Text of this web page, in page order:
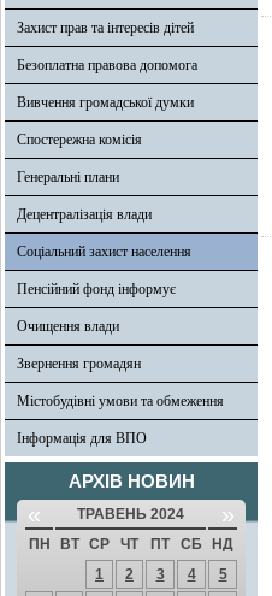
Захист прав та інтересів дітей
Безоплатна правова допомога
Вивчення громадської думки
Спостережна комісія
Генеральні плани
Децентралізація влади
Соціальний захист населення
Пенсійний фонд інформує
Очищення влади
Звернення громадян
Містобудівні умови та обмеження
Інформація для ВПО
АРХІВ НОВИН
« ТРАВЕНЬ 2024 »
ПН ВТ СР ЧТ ПТ СБ
НД
1
2 3 4
5